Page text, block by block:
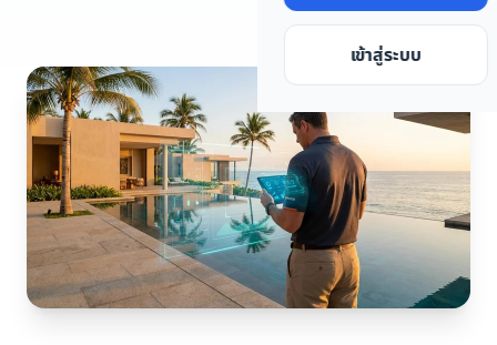
เข้าสู่ระบบ